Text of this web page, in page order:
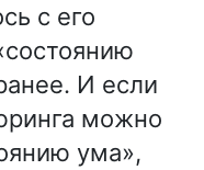
с его
И если
можно
ума»,